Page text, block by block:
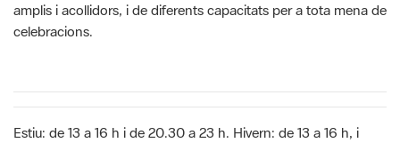
amplis i acollidors, i de diferents capacitats per a tota mena de
celebracions.
Estiu: de 13 a 16 h i de 20.30 a 23 h. Hivern: de 13 a 16 h, i